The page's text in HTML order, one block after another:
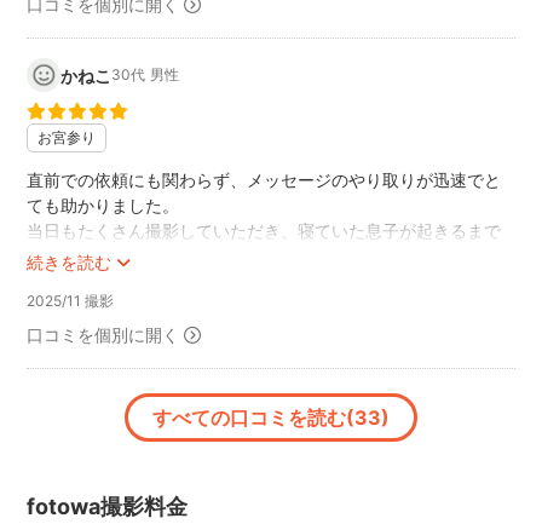
口コミを個別に開く
かねこ 30代 男性
お宮参り
続きを読む
直前での依頼にも関わらず、メッセージのやり取りが迅速でと
ても助かりました。
当日もたくさん撮影していただき、寝ていた息子が起きるまで
粘っていただき大変満足しています。
総合的にとても満足しております。
ありがとうございました。
2025/11 撮影
口コミを個別に開く
すべての口コミを読む(33)
fotowa撮影料金